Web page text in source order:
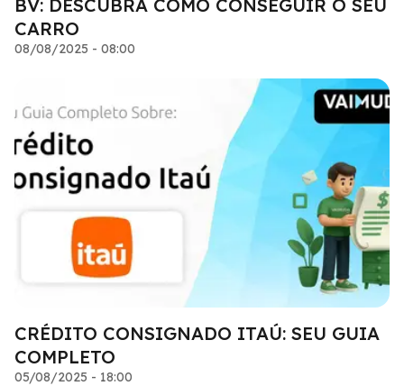
BV: DESCUBRA COMO CONSEGUIR O SEU
CARRO
08/08/2025 - 08:00
CRÉDITO CONSIGNADO ITAÚ: SEU GUIA
COMPLETO
05/08/2025 - 18:00